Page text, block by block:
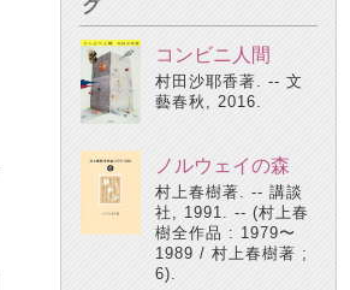
グ
コンビニ人間
村田沙耶香著. -- 文
藝春秋, 2016.
ノルウェイの森
村上春樹著. -- 講談
社, 1991. -- (村上春
樹全作品 : 1979〜
1989 / 村上春樹著 ;
6).